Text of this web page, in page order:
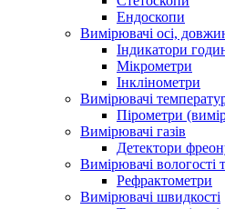
Ендоскопи
Вимірювачі осі,
Індикатори
Мікрометри
Інклінометри
Вимірювачі
Пірометри
Вимірювачі газів
Детектори
Вимірювачі вологості
Рефрактометри
Вимірювачі швидкості